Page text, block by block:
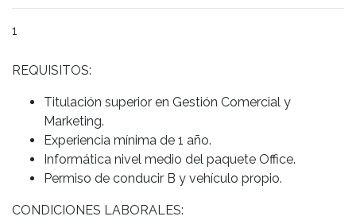
1
REQUISITOS:
Titulación superior en Gestión Comercial y
Marketing.
Experiencia mínima de 1 año.
Informática nivel medio del paquete Office.
Permiso de conducir B y vehículo propio.
CONDICIONES LABORALES: